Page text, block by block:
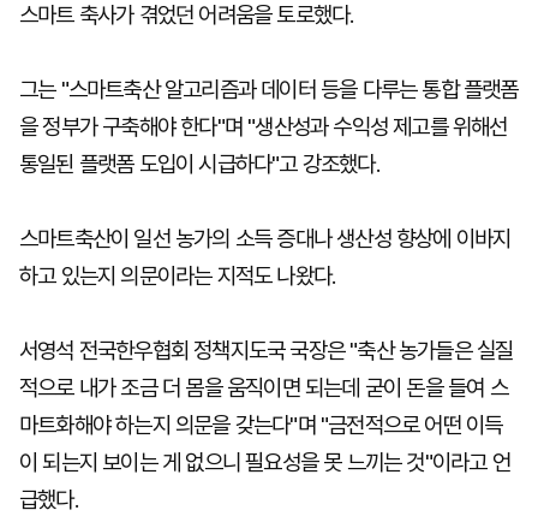
스마트 축사가 겪었던 어려움을 토로했다.
그는 "스마트축산 알고리즘과 데이터 등을 다루는 통합 플랫폼
을 정부가 구축해야 한다"며 "생산성과 수익성 제고를 위해선
통일된 플랫폼 도입이 시급하다"고 강조했다.
스마트축산이 일선 농가의 소득 증대나 생산성 향상에 이바지
하고 있는지 의문이라는 지적도 나왔다.
서영석 전국한우협회 정책지도국 국장은 "축산 농가들은 실질
적으로 내가 조금 더 몸을 움직이면 되는데 굳이 돈을 들여 스
마트화해야 하는지 의문을 갖는다"며 "금전적으로 어떤 이득
이 되는지 보이는 게 없으니 필요성을 못 느끼는 것"이라고 언
급했다.